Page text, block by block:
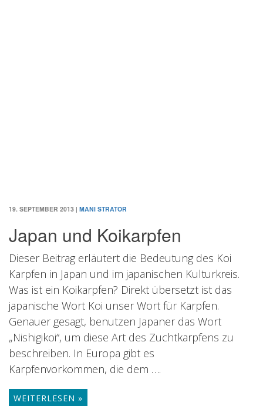
19. SEPTEMBER 2013 | MANI STRATOR
Japan und Koikarpfen
Dieser Beitrag erläutert die Bedeutung des Koi
Karpfen in Japan und im japanischen Kulturkreis.
Was ist ein Koikarpfen? Direkt übersetzt ist das
japanische Wort Koi unser Wort für Karpfen.
Genauer gesagt, benutzen Japaner das Wort
„Nishigikoi“, um diese Art des Zuchtkarpfens zu
beschreiben. In Europa gibt es
Karpfenvorkommen, die dem ….
WEITERLESEN »